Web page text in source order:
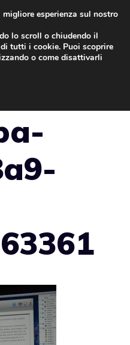
esperienza sul nostro
lo scroll o chiudendo il
tutti i cookie. Puoi scoprire
o come disattivarli